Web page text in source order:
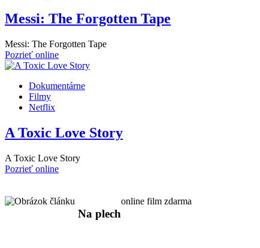
Messi: The Forgotten Tape
Messi: The Forgotten Tape
Pozrieť online
Dokumentárne
Filmy
Netflix
A Toxic Love Story
A Toxic Love Story
Pozrieť online
Na plech
online film zdarma